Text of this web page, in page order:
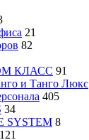
21
82
КЛАСС 91
и Танго Люкс
405
34
SYSTEM 8
121